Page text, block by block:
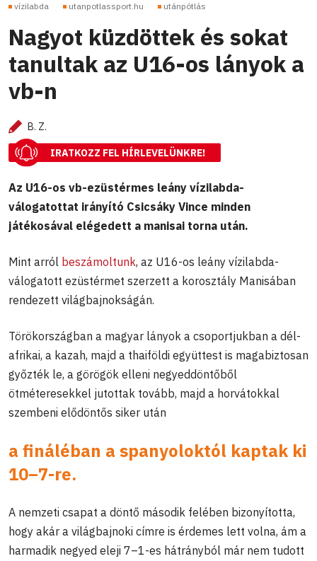
vízilabda utanpotlassport.hu utánpótlás
Nagyot küzdöttek és sokat
tanultak az U16-os lányok a
vb-n
B. Z.
IRATKOZZ FEL HÍRLEVELÜNKRE!
Az U16-os vb-ezüstérmes leány vízilabda-
válogatottat irányító Csicsáky Vince minden
játékosával elégedett a manisai torna után.
Mint arról beszámoltunk, az U16-os leány vízilabda-
válogatott ezüstérmet szerzett a korosztály Manisában
rendezett világbajnokságán.
Törökországban a magyar lányok a csoportjukban a dél-
afrikai, a kazah, majd a thaiföldi együttest is magabiztosan
győzték le, a görögök elleni negyeddöntőből
ötméteresekkel jutottak tovább, majd a horvátokkal
szembeni elődöntős siker után
a fináléban a spanyoloktól kaptak ki
10–7-re.
A nemzeti csapat a döntő második felében bizonyította,
hogy akár a világbajnoki címre is érdemes lett volna, ám a
harmadik negyed eleji 7–1-es hátrányból már nem tudott